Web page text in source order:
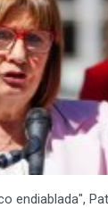
endiablada",